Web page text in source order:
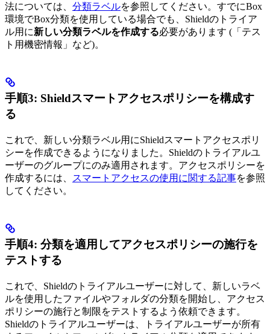
法については、 分類ラベルを参照してください。すでにBox
環境でBox分類を使用している場合でも、Shieldのトライア
ル用に新しい分類ラベルを作成する必要があります (「テス
ト用機密情報」など)。
手順3: Shieldスマートアクセスポリシーを構成す
る
これで、新しい分類ラベル用にShieldスマートアクセスポリ
シーを作成できるようになりました。Shieldのトライアルユ
ーザーのグループにのみ適用されます。アクセスポリシーを
作成するには、
スマートアクセスの使用に関する記事を参照
してください。
手順4: 分類を適用してアクセスポリシーの施行を
テストする
これで、Shieldのトライアルユーザーに対して、新しいラベ
ルを使用したファイルやフォルダの分類を開始し、アクセス
ポリシーの施行と制限をテストするよう依頼できます。
Shieldのトライアルユーザーは、トライアルユーザーが所有